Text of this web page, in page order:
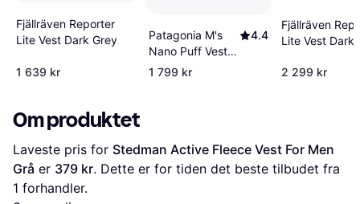
Fjällräven Reporter
Lite Vest Dark Grey
1 639 kr
Patagonia M's
Nano Puff Vest
Black
4.4
1 799 kr
Fjällräven
Lite Vest Dark
2 299 kr
Om produktet
Laveste pris for Stedman Active Fleece Vest For Men
Grå er 379 kr. Dette er for tiden det beste tilbudet fra
1 forhandler.